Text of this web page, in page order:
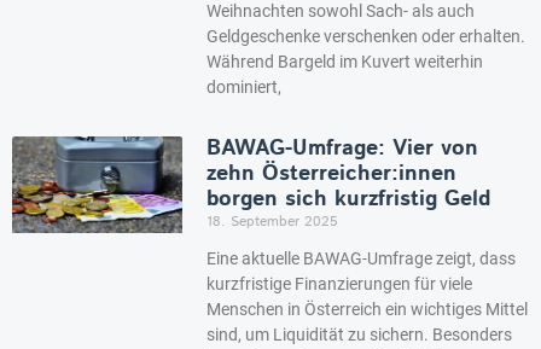
Weihnachten sowohl Sach- als auch
Geldgeschenke verschenken oder erhalten.
Während Bargeld im Kuvert weiterhin
dominiert,
BAWAG-Umfrage: Vier von
zehn Österreicher:innen
borgen sich kurzfristig Geld
18. September 2025
Eine aktuelle BAWAG-Umfrage zeigt, dass
kurzfristige Finanzierungen für viele
Menschen in Österreich ein wichtiges Mittel
sind, um Liquidität zu sichern. Besonders